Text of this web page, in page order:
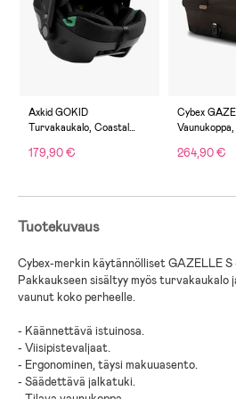
Axkid GOKID
Turvakaukalo, Coastal
179,90 €
Cybex
264,90 €
Tuotekuvaus
Cybex-merkin käytännölliset GAZELLE
Pakkaukseen sisältyy myös turvakaukalo
vaunut koko perheelle.
- Käännettävä istuinosa.
- Viisipistevaljaat.
- Ergonominen, täysi makuuasento.
- Säädettävä jalkatuki.